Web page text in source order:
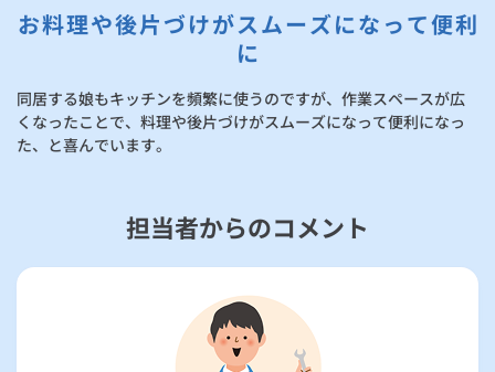
お料理や後片づけがスムーズになって便利
に
同居する娘もキッチンを頻繁に使うのですが、作業スペースが広
くなったことで、料理や後片づけがスムーズになって便利になっ
た、と喜んでいます。
担当者からのコメント